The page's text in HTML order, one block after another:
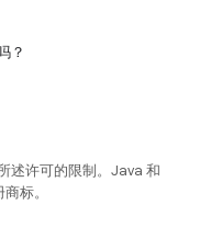
？
述许可的限制。Java 和
标。